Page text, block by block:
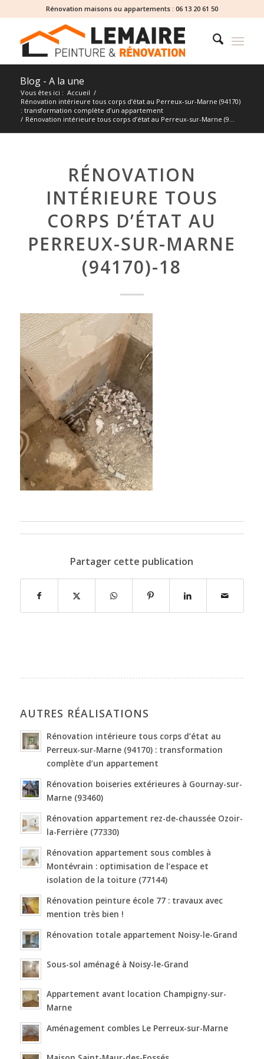
Rénovation maisons ou appartements : 06 13 20 61 50
Blog - A la une
Vous êtes ici : Accueil /
Rénovation intérieure tous corps d’état au Perreux-sur-Marne (94170)
: transformation complète d’un appartement
/ Rénovation intérieure tous corps d’état au Perreux-sur-Marne (9...
RÉNOVATION
INTÉRIEURE TOUS
CORPS D’ÉTAT AU
PERREUX-SUR-MARNE
(94170)-18
Partager cette publication
AUTRES RÉALISATIONS
Rénovation intérieure tous corps d’état au
Perreux-sur-Marne (94170) : transformation
complète d’un appartement
Rénovation boiseries extérieures à Gournay-sur-
Marne (93460)
Rénovation appartement rez-de-chaussée Ozoir-
la-Ferrière (77330)
Rénovation appartement sous combles à
Montévrain : optimisation de l’espace et
isolation de la toiture (77144)
Rénovation peinture école 77 : travaux avec
mention très bien !
Rénovation totale appartement Noisy-le-Grand
Sous-sol aménagé à Noisy-le-Grand
Appartement avant location Champigny-sur-
Marne
Aménagement combles Le Perreux-sur-Marne